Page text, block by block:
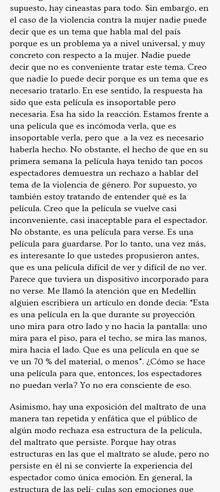
supuesto, hay cineastas para todo. Sin embargo, en
el caso de la violencia contra la mujer nadie puede
decir que es un tema que habla mal del país
porque es un problema ya a nivel universal, y muy
concreto con respecto a la mujer. Nadie puede
decir que no es conveniente tratar este tema. Creo
que nadie lo puede decir porque es un tema que es
necesario tratarlo. En ese sentido, la respuesta ha
sido que esta película es insoportable pero
necesaria. Esa ha sido la reacción. Estamos frente a
una película que es incómoda verla, que es
insoportable verla, pero que a la vez es necesario
haberla hecho. No obstante, el hecho de que en su
primera semana la película haya tenido tan pocos
espectadores demuestra un rechazo a hablar del
tema de la violencia de género. Por supuesto, yo
también estoy tratando de entender qué es la
película. Creo que la película se vuelve casi
inconveniente, casi inaceptable para el espectador.
No obstante, es una película para verse. Es una
película para guardarse. Por lo tanto, una vez más,
es interesante lo que ustedes propusieron antes,
que es una película difícil de ver y difícil de no ver.
Parece que tuviera un dispositivo incorporado para
no verse. Me llamó la atención que en Medellín
alguien escribiera un artículo en donde decía: “Esta
es una película en la que durante su proyección
uno mira para otro lado y no hacia la pantalla: uno
mira para el piso, para el techo, se mira las manos,
mira hacia el lado. Que es una película en que se
ve un 70 % del material, o menos”. ¿Cómo se hace
una película para que, entonces, los espectadores
no puedan verla? Yo no era consciente de eso.
Asimismo, hay una exposición del maltrato de una
manera tan repetida y enfática que el público de
algún modo rechaza esa estructura de la película,
del maltrato que persiste. Porque hay otras
estructuras en las que el maltrato se alude, pero no
persiste en él ni se convierte la experiencia del
espectador como única emoción. En general, la
estructura de las pelí- culas son emociones que